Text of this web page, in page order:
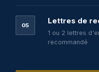
05 Lettres de
1 ou 2 lettres
recommandé